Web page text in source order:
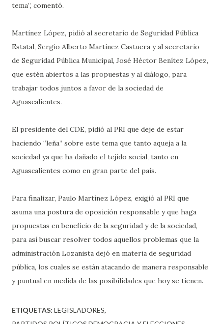
tema”, comentó.
Martínez López, pidió al secretario de Seguridad Pública
Estatal, Sergio Alberto Martínez Castuera y al secretario
de Seguridad Pública Municipal, José Héctor Benítez López,
que estén abiertos a las propuestas y al diálogo, para
trabajar todos juntos a favor de la sociedad de
Aguascalientes.
El presidente del CDE, pidió al PRI que deje de estar
haciendo “leña” sobre este tema que tanto aqueja a la
sociedad ya que ha dañado el tejido social, tanto en
Aguascalientes como en gran parte del país.
Para finalizar, Paulo Martínez López, exigió al PRI que
asuma una postura de oposición responsable y que haga
propuestas en beneficio de la seguridad y de la sociedad,
para así buscar resolver todos aquellos problemas que la
administración Lozanista dejó en materia de seguridad
pública, los cuales se están atacando de manera responsable
y puntual en medida de las posibilidades que hoy se tienen.
ETIQUETAS: LEGISLADORES